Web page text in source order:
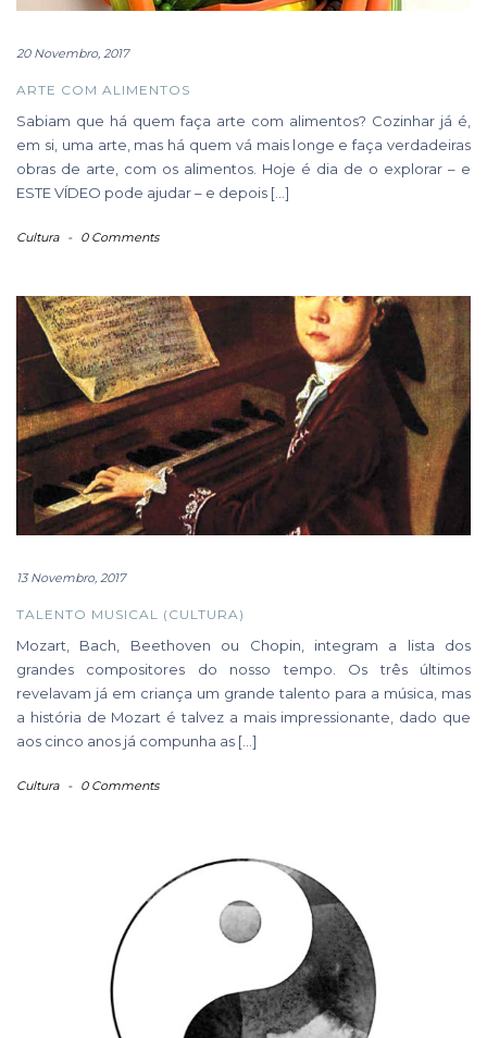
20 Novembro, 2017
ARTE COM ALIMENTOS
Sabiam que há quem faça arte com alimentos? Cozinhar já é,
em si, uma arte, mas há quem vá mais longe e faça verdadeiras
obras de arte, com os alimentos. Hoje é dia de o explorar – e
ESTE VÍDEO pode ajudar – e depois […]
Cultura - 0 Comments
13 Novembro, 2017
TALENTO MUSICAL (CULTURA)
Mozart, Bach, Beethoven ou Chopin, integram a lista dos
grandes compositores do nosso tempo. Os três últimos
revelavam já em criança um grande talento para a música, mas
a história de Mozart é talvez a mais impressionante, dado que
aos cinco anos já compunha as […]
Cultura - 0 Comments